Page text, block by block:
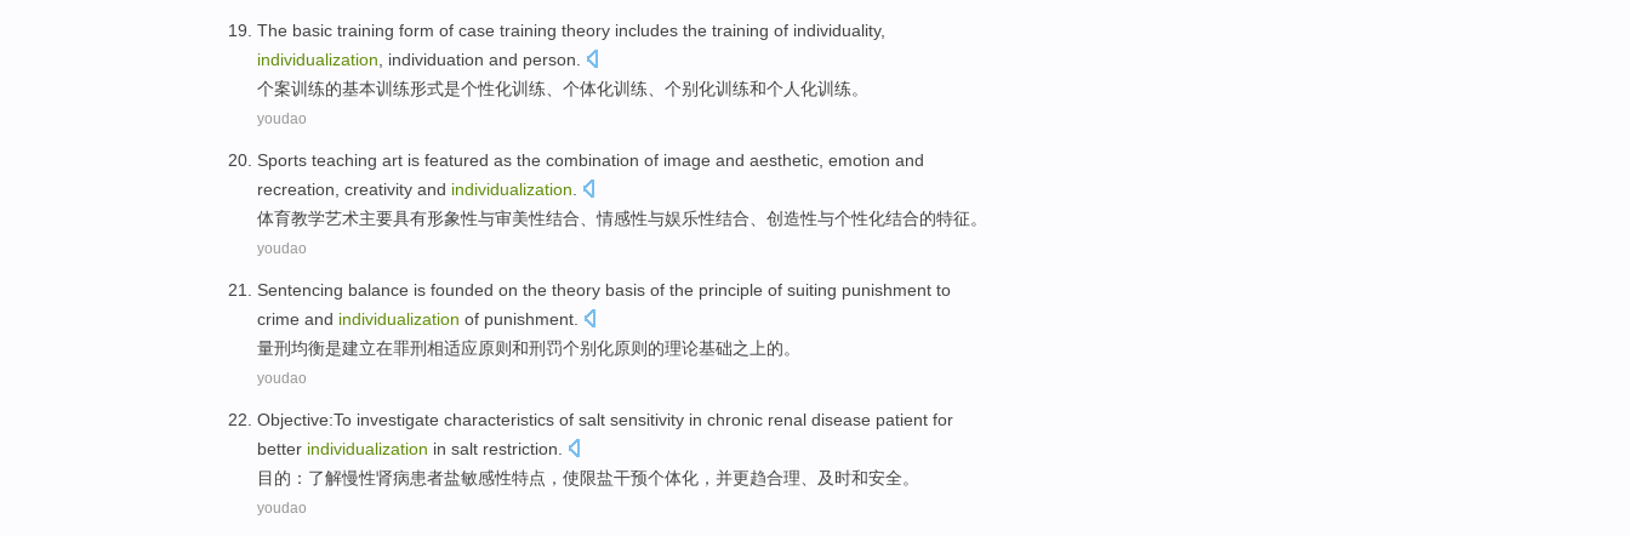
The basic training form of case training theory includes the training of individuality,
individualization, individuation and person.
个案训练的基本训练形式是个性化训练、 个体化训练、 个别化训练和个人化训练。
youdao
Sports teaching art is featured as the combination of image and aesthetic emotion and
recreation , creativity and individualization
体育教学艺术主要具有形象性与审美性结合 、情感性与娱乐性结合、 创造性与个性化结合的特征。
youdao
Sentencing balance is founded on the theory basis of the principle of suiting punishment to
crime and individualization of punishment.
量刑均衡是建立在罪刑相适应原则和刑罚个别化原则 的理论基础之上的。
youdao
Objective:To investigate characteristics of salt sensitivity in chronic renal disease patient for
better individualization in salt restriction
目的 ： 了解慢性肾病患者盐敏感性特点 ，使限盐干预个体化 ，并更趋合理、及时和安全。
youdao